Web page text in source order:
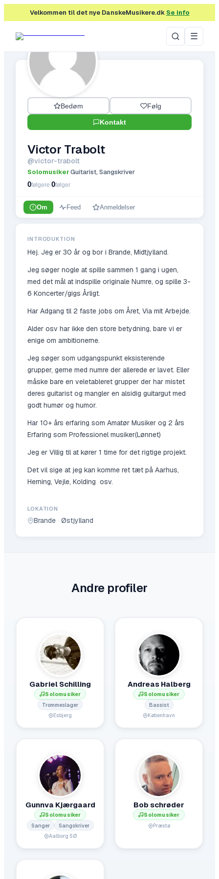
Velkommen til det nye DanskeMusikere.dk Se info
☰
Bedøm Følg
Kontakt
Victor Trabolt
@victor-trabolt
Solomusiker·Guitarist, Sangskriver
0følgere 0følger
Om Feed Anmeldelser
INTRODUKTION
Hej. Jeg er 30 år og bor i Brande, Midtjylland.
Jeg søger nogle at spille sammen 1 gang i ugen,
med det mål at indspille originale Numre, og spille 3-
6 Koncerter/gigs Årligt.
Har Adgang til 2 faste jobs om Året, Via mit Arbejde.
Alder osv har ikke den store betydning, bare vi er
enige om ambitionerne.
Jeg søger som udgangspunkt eksisterende
grupper, gerne med numre der allerede er lavet. Eller
måske bare en veletableret grupper der har mistet
deres guitarist og mangler en alsidig guitargut med
godt humør og humor.
Har 10+ års erfaring som Amatør Musiker og 2 års
Erfaring som Professionel musiker(Lønnet)
Jeg er Villig til at kører 1 time for det rigtige projekt.
Det vil sige at jeg kan komme ret tæt på Aarhus,
Herning, Vejle, Kolding osv.
LOKATION
Brande · Østjylland
Andre profiler
Gabriel Schilling
Solomusiker
Trommeslager
Esbjerg
Andreas Halberg
Solomusiker
Bassist
København
Gunnva Kjærgaard
Solomusiker
Sanger
Sangskriver
Aalborg SØ
Bob schrøder
Solomusiker
Præstø